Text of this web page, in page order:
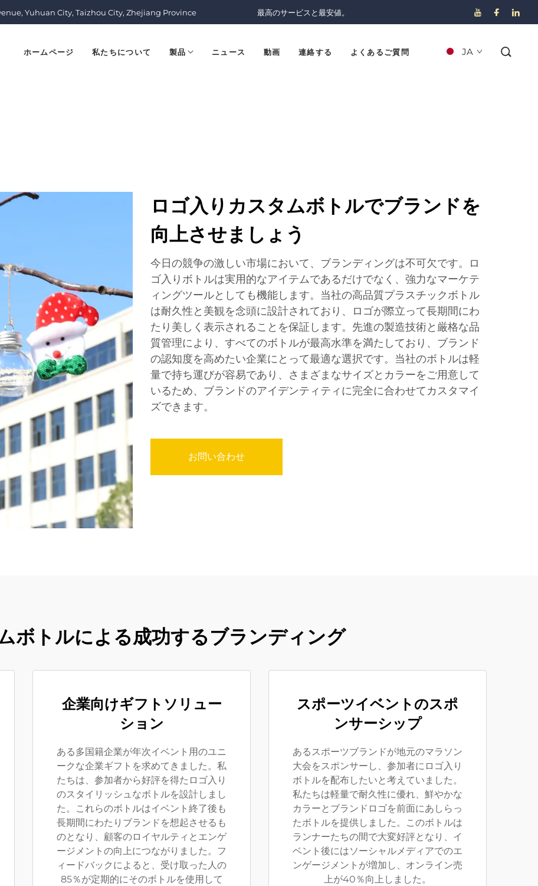
Yuhuan City, Taizhou City, Zhejiang Province 最高のサービスと最安値。
ホームページ 私たちについて 製品 ニュース 動画 連絡する よくあるご質問 JA
ロゴ入りカスタムボトルでブランドを
向上させましょう
今日の競争の激しい市場において、ブランディングは不可欠です。ロ
ゴ入りボトルは実用的なアイテムであるだけでなく、強力なマーケテ
ィングツールとしても機能します。当社の高品質プラスチックボトル
は耐久性と美観を念頭に設計されており、ロゴが際立って長期間にわ
たり美しく表示されることを保証します。先進の製造技術と厳格な品
質管理により、すべてのボトルが最高水準を満たしており、ブランド
の認知度を高めたい企業にとって最適な選択です。当社のボトルは軽
量で持ち運びが容易であり、さまざまなサイズとカラーをご用意して
いるため、ブランドのアイデンティティに完全に合わせてカスタマイ
ズできます。
お問い合わせ
ボトルによる成功するブランディング
企業向けギフトソリュー
ション
ある多国籍企業が年次イベント用のユニ
ークな企業ギフトを求めてきました。私
たちは、参加者から好評を得たロゴ入り
のスタイリッシュなボトルを設計しまし
た。これらのボトルはイベント終了後も
長期間にわたりブランドを想起させるも
のとなり、顧客のロイヤルティとエンゲ
ージメントの向上につながりました。フ
ィードバックによると、受け取った人の
85％が定期的にそのボトルを使用して
スポーツイベントのスポ
ンサーシップ
あるスポーツブランドが地元のマラソン
大会をスポンサーし、参加者にロゴ入り
ボトルを配布したいと考えていました。
私たちは軽量で耐久性に優れ、鮮やかな
カラーとブランドロゴを前面にあしらっ
たボトルを提供しました。このボトルは
ランナーたちの間で大変好評となり、イ
ベント後にはソーシャルメディアでのエ
ンゲージメントが増加し、オンライン売
上が40％向上しました。